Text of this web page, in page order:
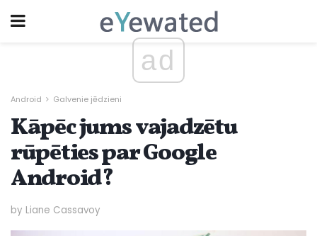
ad
Android Galvenie jēdzieni
Kāpēc jums vajadzētu
rūpēties par Google
Android?
by Liane Cassavoy